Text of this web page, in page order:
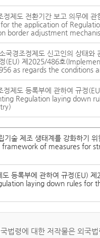
정제도 전환기간 보고 의무에
the application of
border adjustment
국경조정제도 신고인의 상태
(EU) 제2025/486호
as regards the conditions
정제도 등록부에 관하여 규정
Regulation laying down
기술 제조 생태계를 강화하기
framework of measures for
도 등록부에 관하여 규정(EU)
laying down rules for
법령에 대한 저작물은 외국